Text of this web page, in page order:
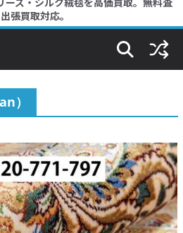
張買取対応。
）